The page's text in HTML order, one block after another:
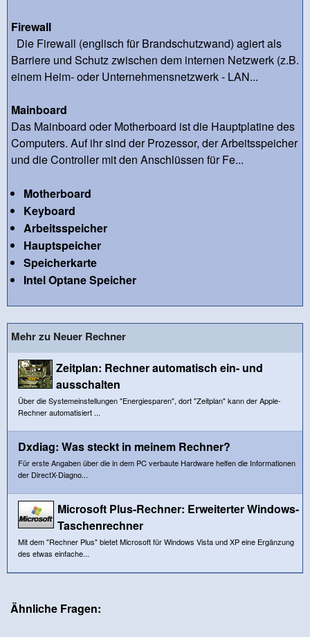
Firewall
Die Firewall (englisch für Brandschutzwand) agiert als
Barriere und Schutz zwischen dem internen Netzwerk (z.B.
einem Heim- oder Unternehmensnetzwerk - LAN...
Mainboard
Das Mainboard oder Motherboard ist die Hauptplatine des
Computers. Auf ihr sind der Prozessor, der Arbeitsspeicher
und die Controller mit den Anschlüssen für Fe...
Motherboard
Keyboard
Arbeitsspeicher
Hauptspeicher
Speicherkarte
Intel Optane Speicher
Mehr zu Neuer Rechner
Zeitplan: Rechner automatisch ein- und
ausschalten
Über die Systemeinstellungen "Energiesparen", dort "Zeitplan" kann der Apple-
Rechner automatisiert ...
Dxdiag: Was steckt in meinem Rechner?
Für erste Angaben über die in dem PC verbaute Hardware helfen die Informationen
der DirectX-Diagno...
Microsoft Plus-Rechner: Erweiterter Windows-
Taschenrechner
Mit dem "Rechner Plus" bietet Microsoft für Windows Vista und XP eine Ergänzung
des etwas einfache...
Ähnliche Fragen: